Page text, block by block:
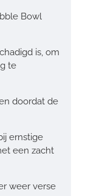
Bowl
is, om
te
doordat de
ernstige
een zacht
weer verse